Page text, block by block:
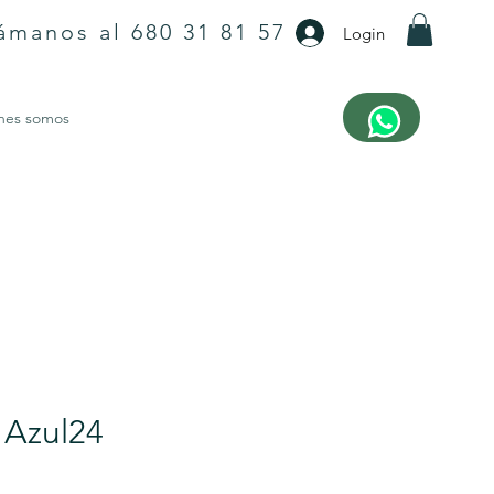
al 680 31 81 57 Login
somos